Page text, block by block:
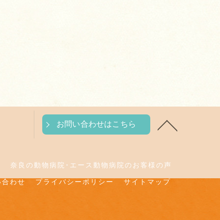
お問い合わせはこちら
奈良の動物病院･エース動物病院のお客様の声
わせ
プライバシーポリシー サイトマップ